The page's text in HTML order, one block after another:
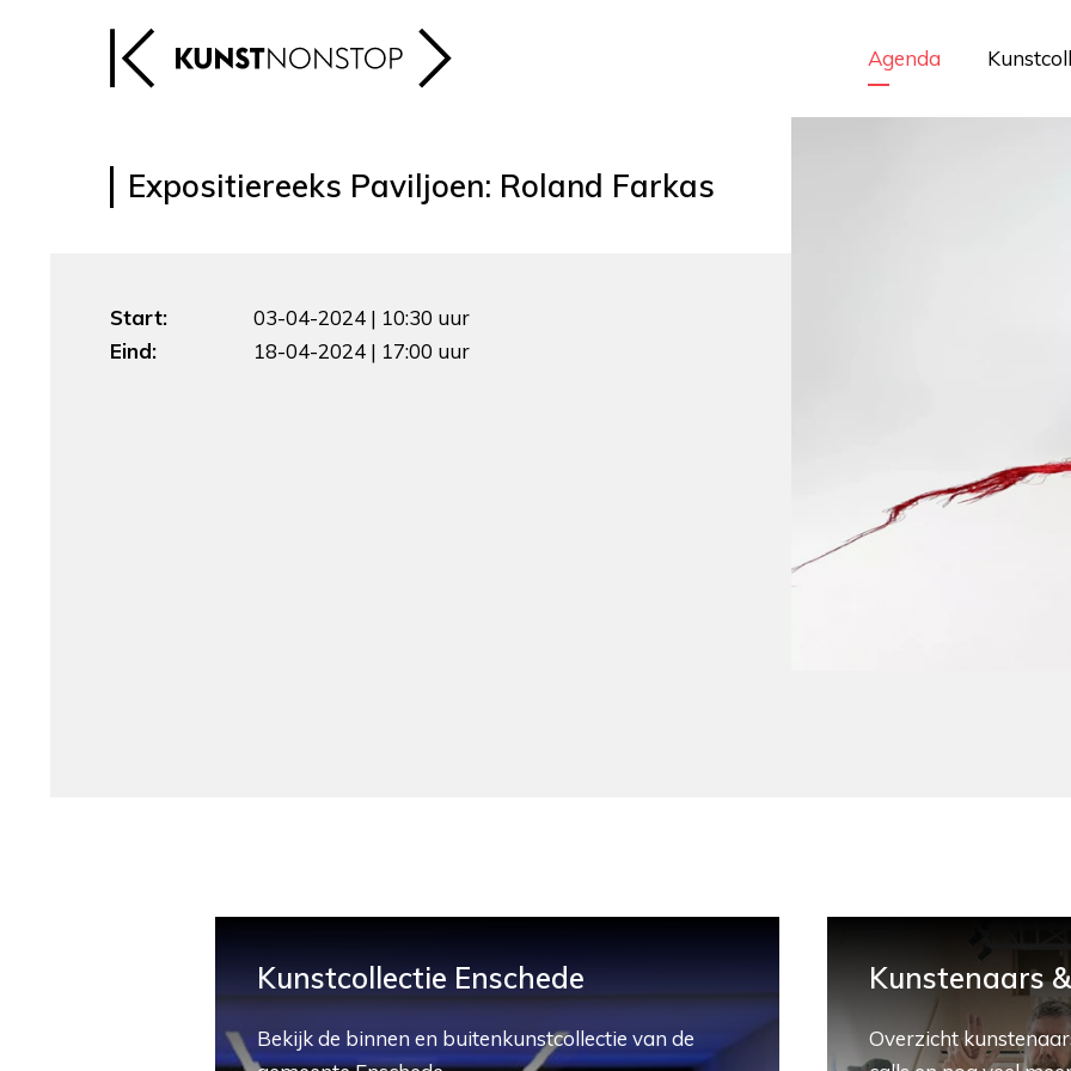
Agenda
Expositiereeks Paviljoen: Roland Farkas
Start:
03-04-2024 | 10:30 uur
Eind:
18-04-2024 | 17:00 uur
Kunstcollectie Enschede
Bekijk de binnen en buitenkunstcollectie van de
Kunstenaars
Overzicht